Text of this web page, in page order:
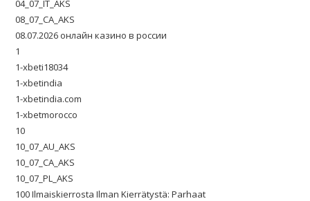
04_07_IT_AKS
08_07_CA_AKS
08.07.2026 онлайн казино в россии
1
1-xbeti18034
1-xbetindia
1-xbetindia.com
1-xbetmorocco
10
10_07_AU_AKS
10_07_CA_AKS
10_07_PL_AKS
100 Ilmaiskierrosta Ilman Kierrätystä: Parhaat